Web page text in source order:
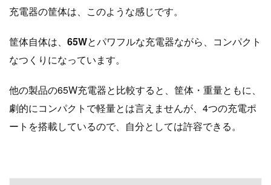
充電器の筐体は、このような感じです。
筐体自体は、 65Wとパワフルな充電器ながら、コンパクト
なつくりになっています。
他の製品の65W充電器と比較すると、筐体・重量ともに、
劇的にコンパクトで軽量とは言えませんが、4つの充電ポ
ートを搭載しているので、自分としては許容できる。